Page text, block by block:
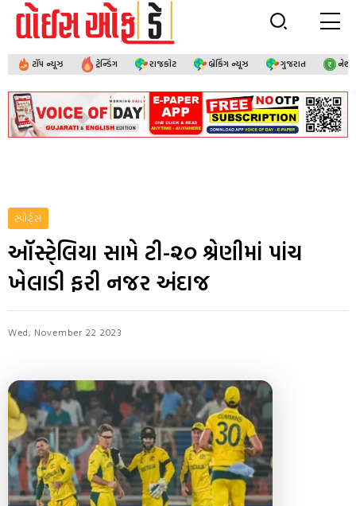
ટૉપ ન્યૂઝ ટ્રેન્ડિંગ રાજકોટ બ્રેકિંગ ન્યૂઝ ગુજરાત
સ્પોર્ટ્સ
ઑસ્ટે્લિયા સામે ટી-૨૦ શ્રેણીમાં પાંચ
ખેલાડી ફરી નજર અંદાજ
Wed, November 22 2023